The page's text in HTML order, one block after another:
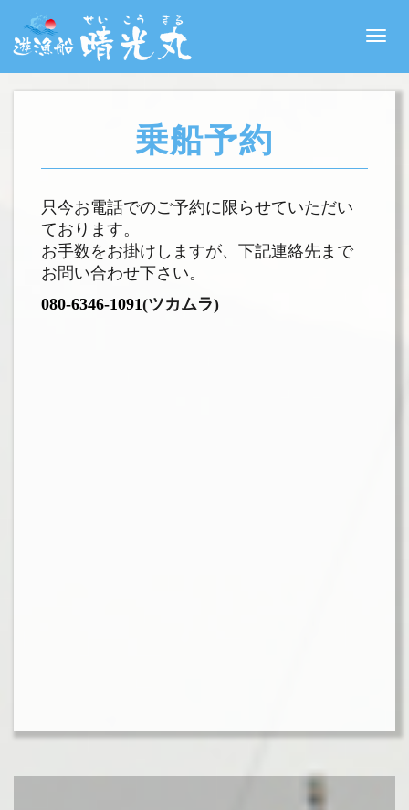
Toggle
乗船予約
只今お電話でのご予約に限らせていただい
ております。
お手数をお掛けしますが、下記連絡先まで
お問い合わせ下さい。
080-6346-1091(ツカムラ)